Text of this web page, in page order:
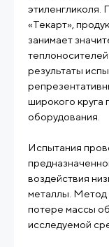
этиленгликоля.
«Текарт»,
занимает
результаты
широкого круга
оборудования.
Испытания
воздействия
металлы. Метод
потере массы
исследуемой